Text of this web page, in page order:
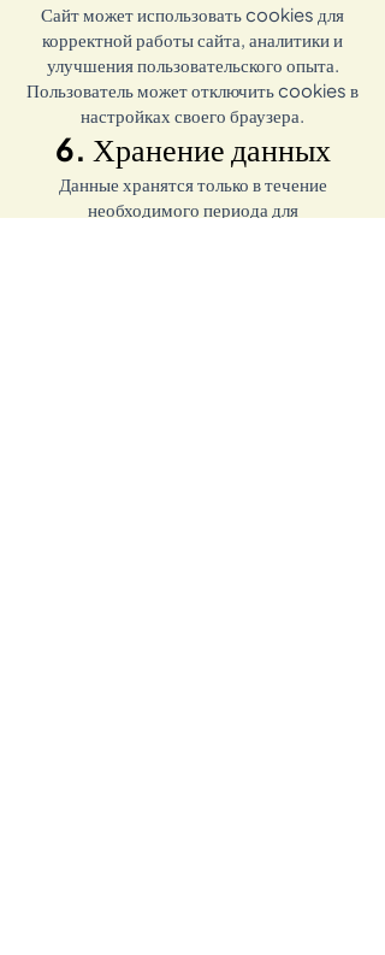
Сайт может использовать cookies для
корректной работы сайта, аналитики и
улучшения пользовательского опыта.
Пользователь может отключить cookies в
настройках своего браузера.
6. Хранение данных
Данные хранятся только в течение
необходимого периода для